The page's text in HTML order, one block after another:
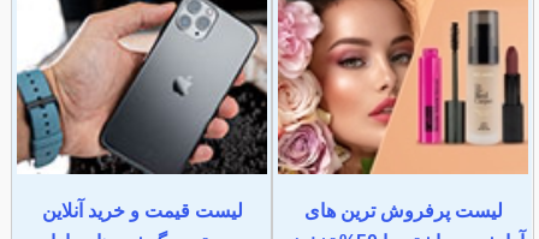
لیست پرفروش ترین های
لیست قیمت و خرید آنلاین